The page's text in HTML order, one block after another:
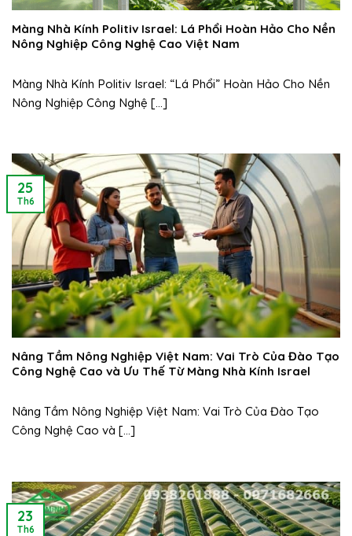
Màng Nhà Kính Politiv Israel: Lá Phổi Hoàn Hảo Cho Nền
Nông Nghiệp Công Nghệ Cao Việt Nam
Màng Nhà Kính Politiv Israel: “Lá Phổi” Hoàn Hảo Cho Nền
Nông Nghiệp Công Nghệ [...]
Nâng Tầm Nông Nghiệp Việt Nam: Vai Trò Của Đào Tạo
Công Nghệ Cao và Ưu Thế Từ Màng Nhà Kính Israel
Nâng Tầm Nông Nghiệp Việt Nam: Vai Trò Của Đào Tạo
Công Nghệ Cao và [...]
25
Th6
23
Th6